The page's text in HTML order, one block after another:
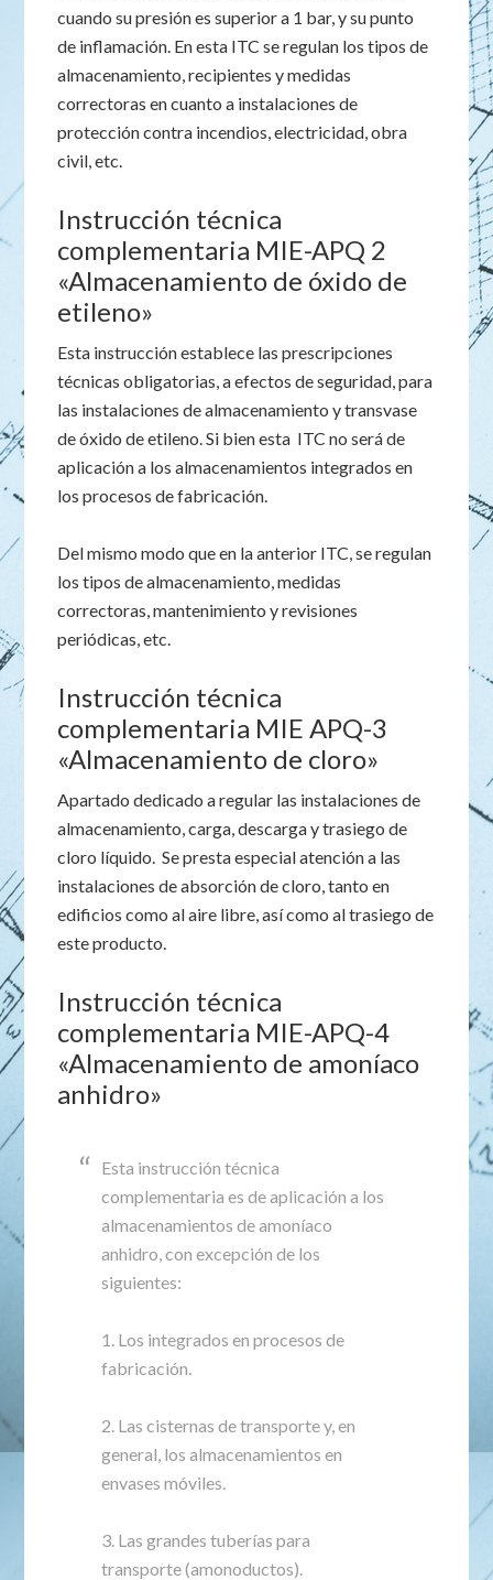
cuando su presión es superior a 1 bar, y su punto
de inflamación. En esta ITC se regulan los tipos de
almacenamiento, recipientes y medidas
correctoras en cuanto a instalaciones de
protección contra incendios, electricidad, obra
civil, etc.
Instrucción técnica
complementaria MIE-APQ 2
«Almacenamiento de óxido de
etileno»
Esta instrucción establece las prescripciones
técnicas obligatorias, a efectos de seguridad, para
las instalaciones de almacenamiento y transvase
de óxido de etileno. Si bien esta ITC no será de
aplicación a los almacenamientos integrados en
los procesos de fabricación.
Del mismo modo que en la anterior ITC, se regulan
los tipos de almacenamiento, medidas
correctoras, mantenimiento y revisiones
periódicas, etc.
Instrucción técnica
complementaria MIE APQ-3
«Almacenamiento de cloro»
Apartado dedicado a regular las instalaciones de
almacenamiento, carga, descarga y trasiego de
cloro líquido. Se presta especial atención a las
instalaciones de absorción de cloro, tanto en
edificios como al aire libre, así como al trasiego de
este producto.
Instrucción técnica
complementaria MIE-APQ-4
«Almacenamiento de amoníaco
anhidro»
Esta instrucción técnica
complementaria es de aplicación a los
almacenamientos de amoníaco
anhidro, con excepción de los
siguientes:
1. Los integrados en procesos de
fabricación.
2. Las cisternas de transporte y, en
general, los almacenamientos en
envases móviles.
3. Las grandes tuberías para
transporte (amonoductos).